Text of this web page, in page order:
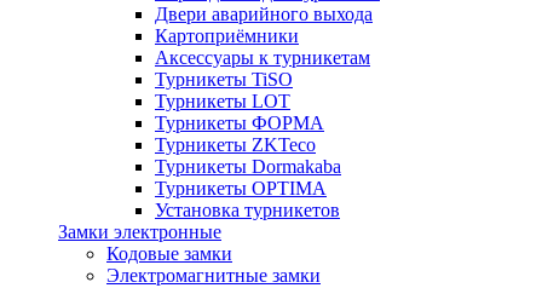
Двери аварийного выхода
Картоприёмники
Аксессуары к турникетам
Турникеты TiSO
Турникеты LOT
Турникеты ФОРМА
Турникеты ZKTeco
Турникеты Dormakaba
Турникеты OPTIMA
Установка турникетов
Замки электронные
Кодовые замки
Электромагнитные замки